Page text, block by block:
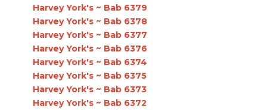
Harvey York's ~ Bab 6379
Harvey York's ~ Bab 6378
Harvey York's ~ Bab 6377
Harvey York's ~ Bab 6376
Harvey York's ~ Bab 6374
Harvey York's ~ Bab 6375
Harvey York's ~ Bab 6373
Harvey York's ~ Bab 6372